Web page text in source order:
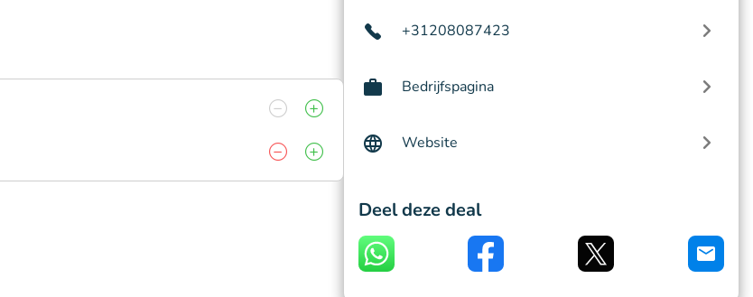
+31208087423
Bedrijfspagina
Website
Deel deze deal